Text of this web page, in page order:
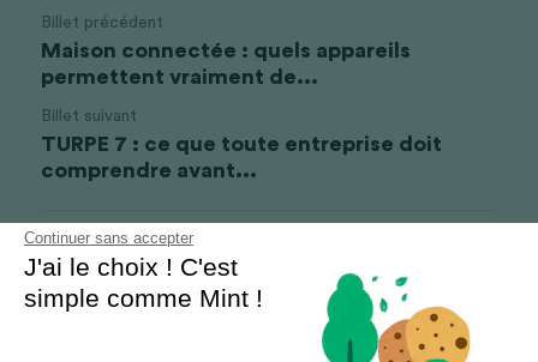
Continuer sans accepter
J'ai le choix ! C'est
simple comme Mint !
Billet précédent
Maison connectée : quels appareils
permettent vraiment de...
Billet suivant
TURPE 7 : ce que toute entreprise doit
comprendre avant...
Revenir au site